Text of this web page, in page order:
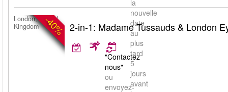
la
nouvelle
date
au
plus
tard
5
jours
avant
-40%
London, United
Kingdom
2-in-1: Madame Tussauds & London
"Contactez
nous"
ou
envoyez-